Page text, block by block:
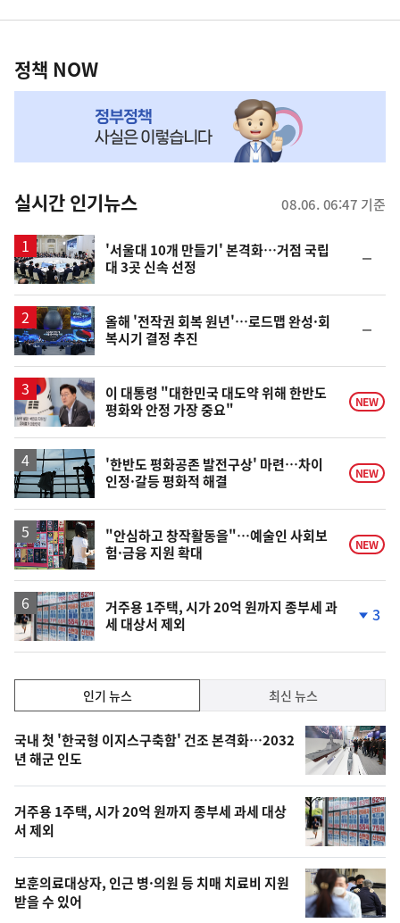
영
책
NOW,
뉴
스
정책 NOW
실시간 인기뉴스 08.06. 06:47 기준
'서울대 10개 만들기' 본격화…거점 국립
대 3곳 신속 선정
일
올해 '전작권 회복 원년'…로드맵 완성·회
복시기 결정 추진
일
이 대통령 "대한민국 대도약 위해 한반도
평화와 안정 가장 중요"
NEW
'한반도 평화공존 발전구상' 마련…차이
인정·갈등 평화적 해결
NEW
"안심하고 창작활동을"…예술인 사회보
험·금융 지원 확대
NEW
거주용 1주택, 시가 20억 원까지 종부세 과
세 대상서 제외
하
락
3
기,
최
신,
오
늘
의
영
상
인기 뉴스 최신 뉴스
기
뉴
스
국내 첫 '한국형 이지스구축함' 건조 본격화…2032
년 해군 인도
거주용 1주택, 시가 20억 원까지 종부세 과세 대상
서 제외
보훈의료대상자, 인근 병·의원 등 치매 치료비 지원
받을 수 있어